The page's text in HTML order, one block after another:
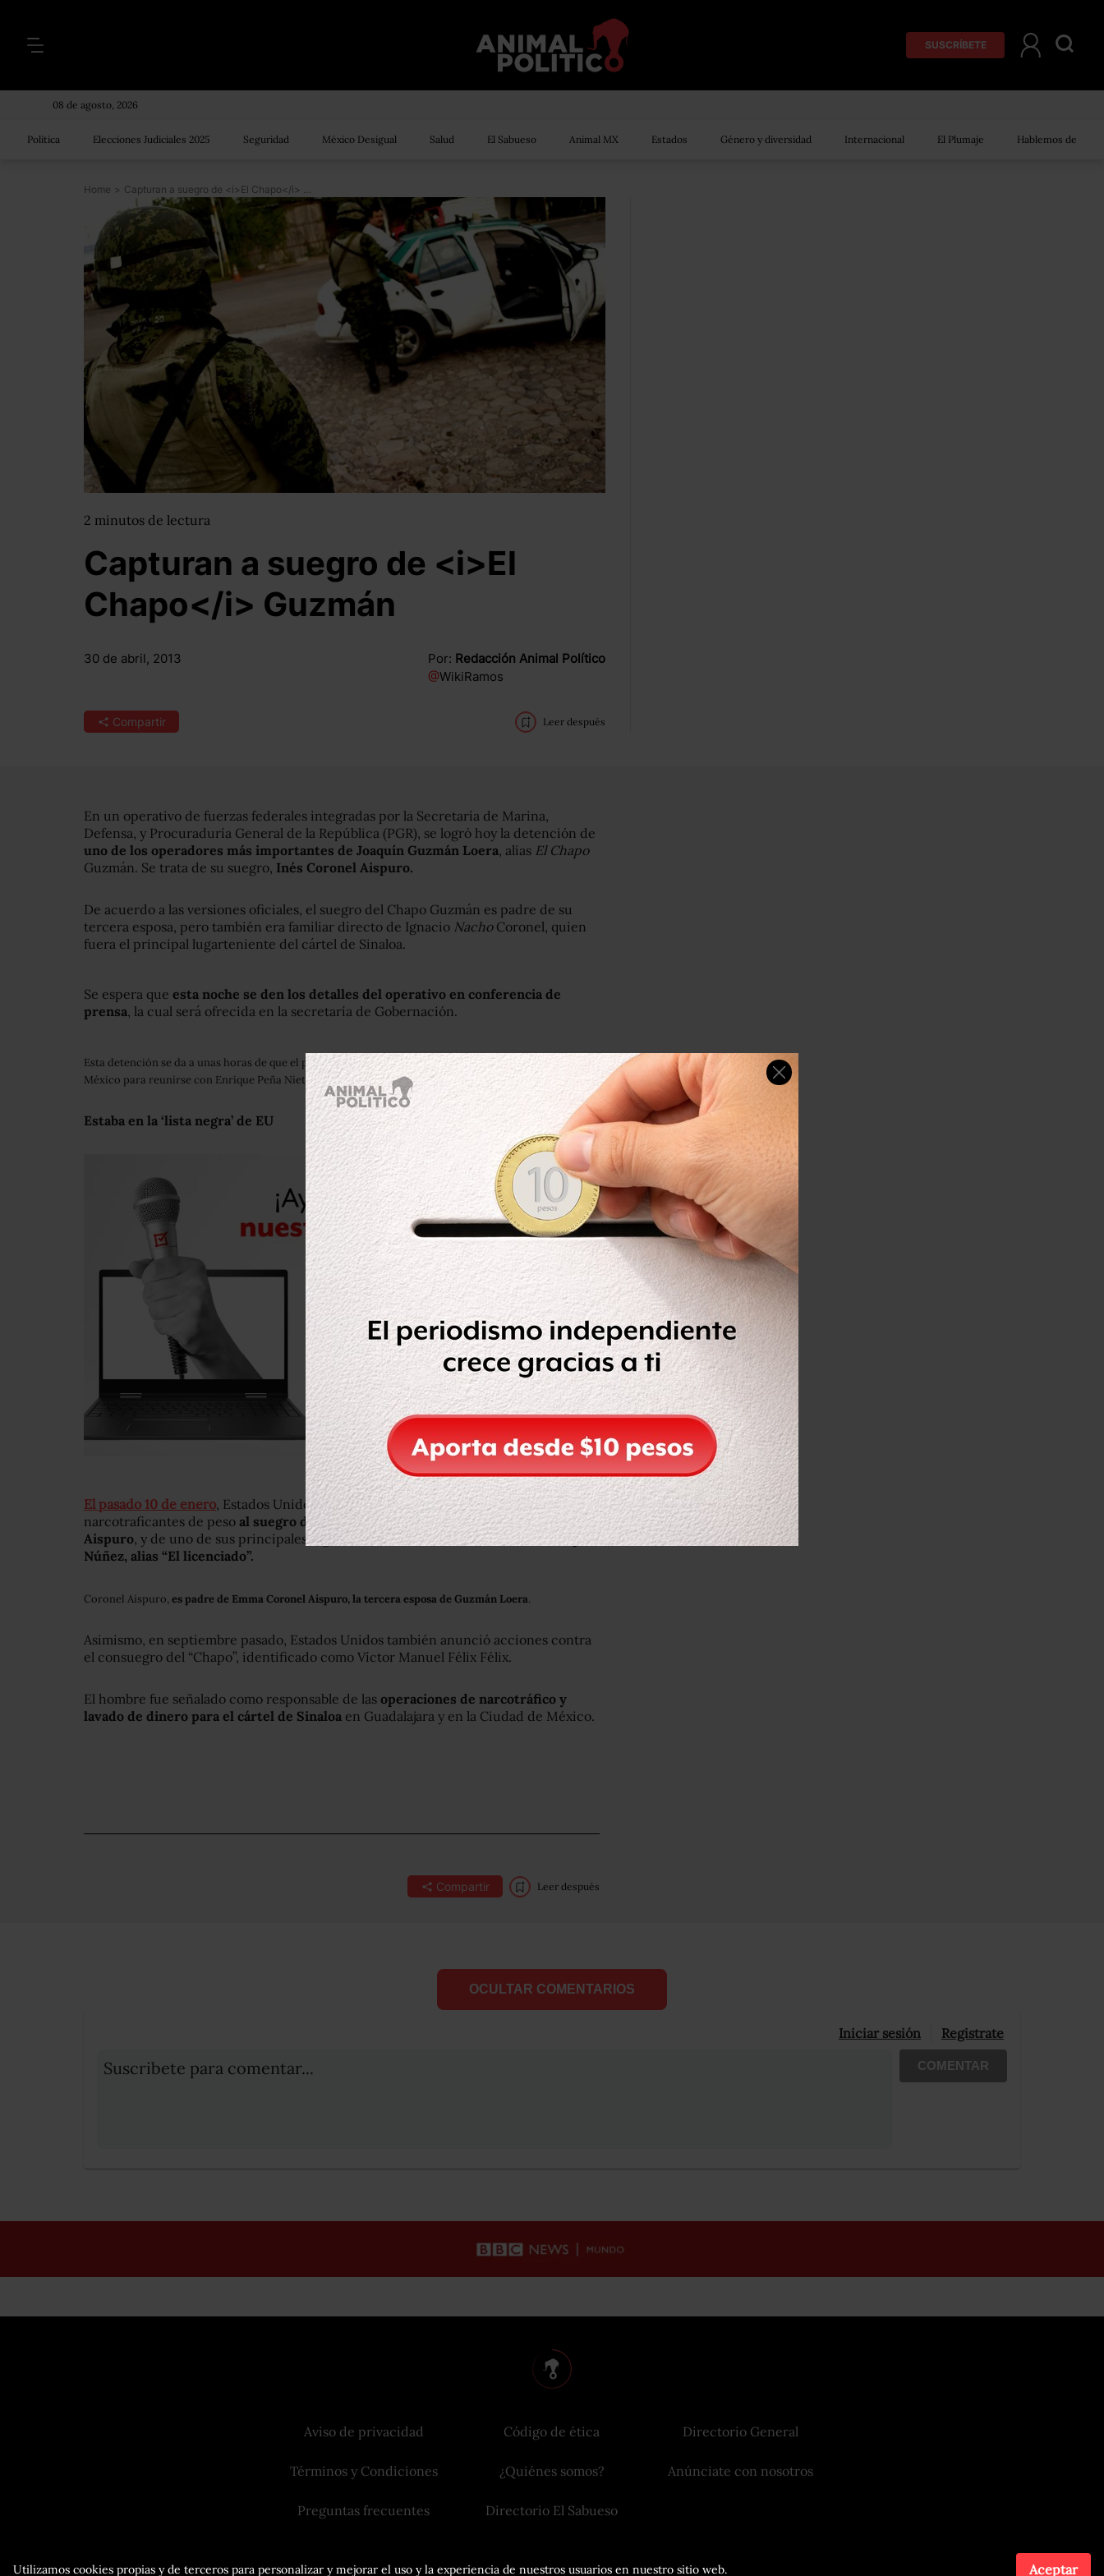
SUSCRÍBETE
08 de agosto, 2026
Política Elecciones Judiciales 2025 Seguridad México Desigual Salud El Sabueso Animal MX Estados Género y diversidad Internacional El Plumaje Hablemos de
Home > Capturan a suegro de <i>El Chapo</i> Guzmán
2 minutos de lectura
Capturan a suegro de <i>El
Chapo</i> Guzmán
30 de abril, 2013 Por: Redacción Animal Político
@WikiRamos
Compartir Leer después
En un operativo de fuerzas federales integradas por la Secretaría de Marina,
Defensa, y Procuraduría General de la República (PGR), se logró hoy la detención de
uno de los operadores más importantes de Joaquín Guzmán Loera, alias El Chapo
Guzmán. Se trata de su suegro, Inés Coronel Aispuro.
De acuerdo a las versiones oficiales, el suegro del Chapo Guzmán es padre de su
tercera esposa, pero también era familiar directo de Ignacio NachoCoronel, quien
fuera el principal lugarteniente del cártel de Sinaloa.
Se espera que esta noche se den los detalles del operativo en conferencia de
prensa, la cual será ofrecida en la secretaría de Gobernación.
Esta detención se da a unas horas de que el presidente de Estados Unidos, Barack Obama, llegue a
México para reunirse con Enrique Peña Nieto.
Estaba en la ‘lista negra’ de EU
El pasado 10 de enero, Estados Unidos anunció la inclusión en su lista de
narcotraficantes de peso al suegro de Joaquín “El Chapo” Guzmán, Inés Coronel
Aispuro, y de uno de sus principales lugartenientes, conocido comoDamaso López
Núñez, alias “El licenciado”.
Coronel Aispuro, es padre de Emma Coronel Aispuro, la tercera esposa de Guzmán Loera.
Asimismo, en septiembre pasado, Estados Unidos también anunció acciones contra
el consuegro del “Chapo”, identificado como Víctor Manuel Félix Félix.
El hombre fue señalado como responsable de las operaciones de narcotráfico y
lavado de dinero para el cártel de Sinaloa en Guadalajara y en la Ciudad de México.
Compartir Leer después
OCULTAR COMENTARIOS
Iniciar sesión Registrate
Suscribete para comentar... COMENTAR
Utilizamos cookies propias y de terceros para personalizar y mejorar el uso y la experiencia de nuestros usuarios en nuestro sitio web. Aceptar
Aviso de privacidad
Términos y Condiciones
Preguntas frecuentes
Código de ética
¿Quiénes somos?
Directorio El Sabueso
Directorio General
Anúnciate con nosotros